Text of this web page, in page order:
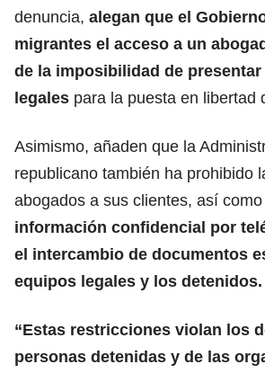
denuncia, alegan que el
migrantes el acceso a un
de la imposibilidad de
legales para la puesta en libertad
Asimismo, añaden que la
republicano también ha prohibido
abogados a sus clientes, así como
información confidencial por
el intercambio de documentos
equipos legales y los detenidos.
“Estas restricciones violan los
personas detenidas y de las